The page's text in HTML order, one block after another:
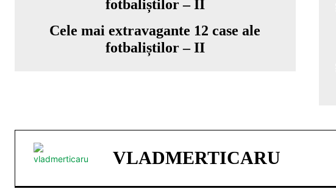
Cele mai extravagante 12 case ale
fotbaliștilor – II
VLADMERTICARU